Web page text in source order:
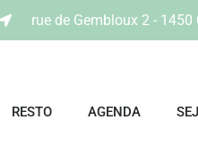
rue de Gembloux 2 - 1450
RESTO AGENDA